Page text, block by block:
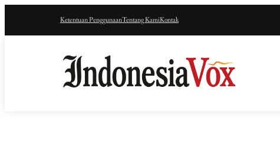
Ketentuan PenggunaanTentang KamiKontak